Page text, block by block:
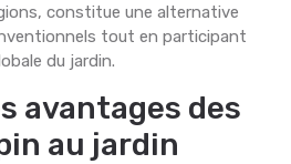
constitue une alternative
tout en participant
du jardin.
avantages des
au jardin